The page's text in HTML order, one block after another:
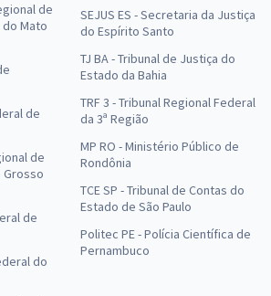
de
Mato
de
de
Grosso
de
do
SEJUS ES - Secretaria da Justiça
do Espírito Santo
TJ BA - Tribunal de Justiça do
Estado da Bahia
TRF 3 - Tribunal Regional Federal
da 3ª Região
MP RO - Ministério Público de
Rondônia
TCE SP - Tribunal de Contas do
Estado de São Paulo
Politec PE - Polícia Científica de
Pernambuco